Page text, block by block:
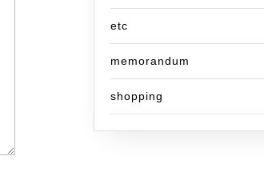
etc
memorandum
shopping